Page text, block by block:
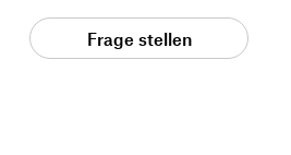
Frage stellen